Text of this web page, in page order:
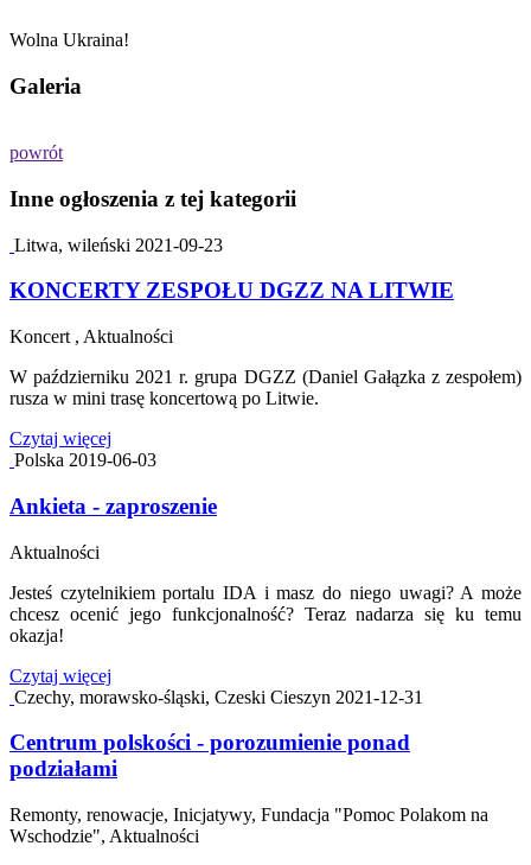
Wolna Ukraina!
Galeria
powrót
Inne ogłoszenia z tej kategorii
Litwa, wileński 2021-09-23
KONCERTY ZESPOŁU DGZZ NA LITWIE
Koncert , Aktualności
W październiku 2021 r. grupa DGZZ (Daniel Gałązka z zespołem)
rusza w mini trasę koncertową po Litwie.
Czytaj więcej
Polska 2019-06-03
Ankieta - zaproszenie
Aktualności
Jesteś czytelnikiem portalu IDA i masz do niego uwagi? A może
chcesz ocenić jego funkcjonalność? Teraz nadarza się ku temu
okazja!
Czytaj więcej
Czechy, morawsko-śląski, Czeski Cieszyn 2021-12-31
Centrum polskości - porozumienie ponad
podziałami
Remonty, renowacje, Inicjatywy, Fundacja "Pomoc Polakom na
Wschodzie", Aktualności